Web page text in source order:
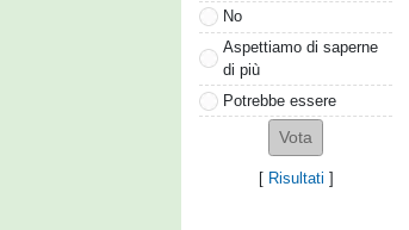
No
Aspettiamo di saperne
di più
Potrebbe essere
[ Risultati ]